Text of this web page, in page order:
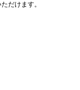
だけます。